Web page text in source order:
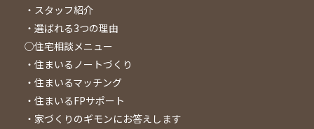
・スタッフ紹介
・選ばれる3つの理由
○住宅相談メニュー
・住まいるノートづくり
・住まいるマッチング
・住まいるFPサポート
・家づくりのギモンにお答えします